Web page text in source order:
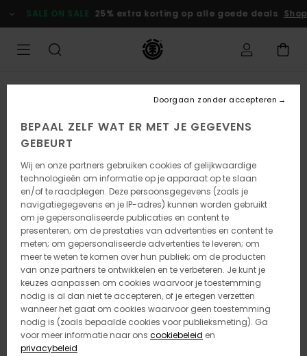
naar
Productinformatie
SALE ON SALE 25% extra korting op alle goede deals
BEPAAL ZELF WAT ER MET JE GEGEVENS
GEBEURT
Wij en onze partners gebruiken cookies of gelijkwaardige
technologieën om informatie op je apparaat op te slaan
en/of te raadplegen. Deze persoonsgegevens (zoals je
navigatiegegevens en je IP-adres) kunnen worden gebruikt
om je gepersonaliseerde publicaties en content te
presenteren; om de prestaties van advertenties en content te
meten; om gepersonaliseerde advertenties te leveren; om
meer te weten te komen over hun publiek; om de producten
van onze partners te ontwikkelen en te verbeteren. Je kunt je
keuzes aanpassen om cookies waarvoor je toestemming
nodig is al dan niet te accepteren, of je ertegen verzetten
wanneer het gaat om cookies waarvoor geen toestemming
nodig is (zoals bepaalde cookies voor publieksmeting). Ga
voor meer informatie naar ons cookiebeleid en
privacybeleid
Doorgaan zonder accepteren